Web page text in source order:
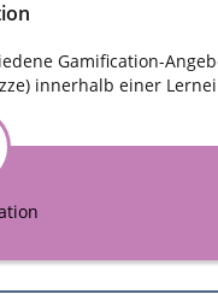
Gamification-
innerhalb einer